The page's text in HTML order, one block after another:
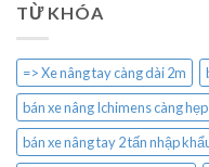
TỪ KHÓA
=> Xe nâng tay càng dài 2m
bán xe nâng Ichimens càng
bán xe nâng tay 2 tấn nhập